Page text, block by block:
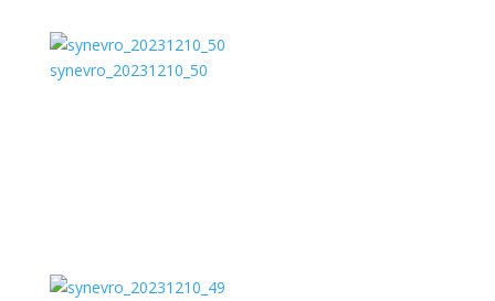
synevro_20231210_50